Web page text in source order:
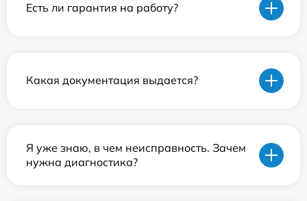
Есть ли гарантия на работу?
Какая документация выдается?
Я уже знаю, в чем неисправность. Зачем
нужна диагностика?